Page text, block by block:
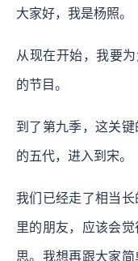
大家好，我是杨照。
从现在开始，我要
的节目。
到了第九季，这关
的五代，进入到宋。
我们已经走了相当
里的朋友，应该会
思。我想再跟大家